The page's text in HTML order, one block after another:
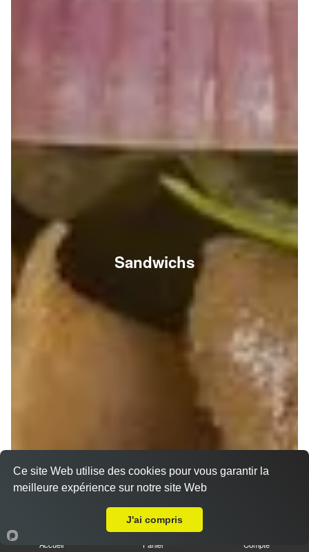
Sandwichs
Accueil Panier Compte
Ce site Web utilise des cookies pour vous garantir la
meilleure expérience sur notre site Web
J'ai compris